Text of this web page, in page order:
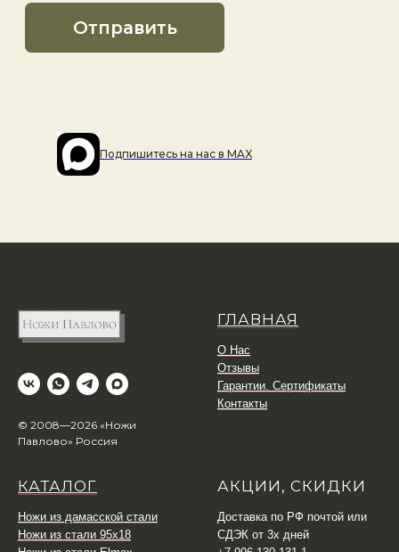
Подпишитесь на наc в MAX
© 2008—2026 «Ножи
Павлово» Россия
ГЛАВНАЯ
О Нас
Отзывы
Гарантии. Сертификаты
Контакты
КАТАЛОГ
Ножи из дамасской стали
Ножи из стали 95х18
АКЦИИ, СКИДКИ
Доставка по РФ почтой или
СДЭК от 3х дней